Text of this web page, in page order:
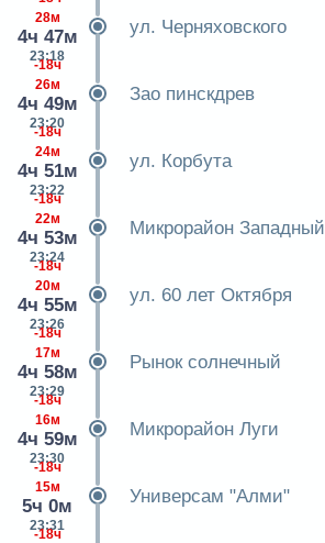
28м
4ч 47м
23:18
ул. Черняховского
-18ч
26м
4ч 49м
23:20
Зао пинскдрев
-18ч
24м
4ч 51м
23:22
ул. Корбута
-18ч
22м
4ч 53м
23:24
Микрорайон Западный
-18ч
20м
4ч 55м
23:26
ул. 60 лет Октября
-18ч
17м
4ч 58м
23:29
Рынок солнечный
-18ч
16м
4ч 59м
23:30
Микрорайон Луги
-18ч
15м
5ч 0м
23:31
Универсам "Алми"
-18ч